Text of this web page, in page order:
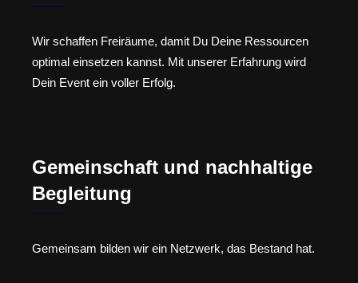
Wir schaffen Freiräume, damit Du Deine Ressourcen
optimal einsetzen kannst. Mit unserer Erfahrung wird
Dein Event ein voller Erfolg.
Gemeinschaft und nachhaltige
Begleitung
Gemeinsam bilden wir ein Netzwerk, das Bestand hat.